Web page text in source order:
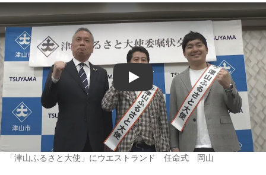
Play
「津山ふるさと大使」にウエストランド 任命式 岡山